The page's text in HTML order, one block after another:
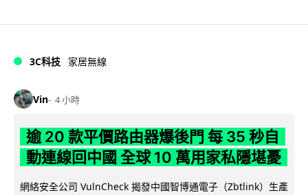
3C科技 家居無線
Vin 4 小時
逾 20 款平價路由器爆後門 每 35 秒自
動連線回中國 全球 10 萬用家私隱堪憂
網絡安全公司 VulnCheck 揭發中國智博通電子（Zbtlink）生產